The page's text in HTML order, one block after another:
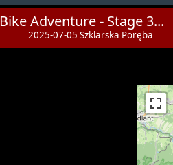
Bike Adventure - Stage 3...
2025-07-05 Szklarska Poręba